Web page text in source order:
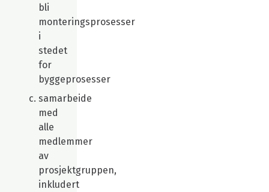
bli
monteringsprosesser
i
stedet
for
byggeprosesser
samarbeide
med
alle
medlemmer
av
prosjektgruppen,
inkludert